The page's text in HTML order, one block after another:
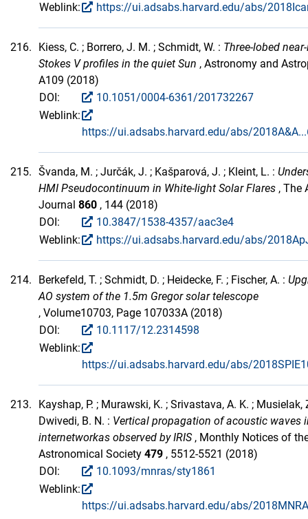
Weblink:
https://ui.adsabs.harvard.edu/abs/
216. Kiess, C. ; Borrero, J. M. ; Schmidt, W. : Three-lobed
Stokes V profiles in the quiet Sun , Astronomy and
A109 (2018)
DOI:
10.1051/0004-6361/201732267
Weblink:
https://ui.adsabs.harvard.edu/abs/
215. Švanda, M. ; Jurčák, J. ; Kašparová, J. ; Kleint, L. :
HMI Pseudocontinuum in White-light Solar Flares , The
Journal 860 , 144 (2018)
DOI:
10.3847/1538-4357/aac3e4
Weblink:
https://ui.adsabs.harvard.edu/abs/
214. Berkefeld, T. ; Schmidt, D. ; Heidecke, F. ; Fischer, A. :
AO system of the 1.5m Gregor solar telescope
, Volume10703, Page 107033A (2018)
DOI:
10.1117/12.2314598
Weblink:
https://ui.adsabs.harvard.edu/abs/
213.
Kayshap, P. ; Murawski, K. ; Srivastava, A. K. ; Musielak,
Dwivedi, B. N. : Vertical propagation of acoustic waves
internetworkas observed by IRIS, Monthly Notices of
Astronomical Society 479 , 5512-5521 (2018)
DOI:
10.1093/mnras/sty1861
Weblink:
https://ui.adsabs.harvard.edu/abs/